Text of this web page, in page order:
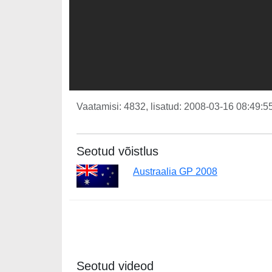
Vaatamisi: 4832, lisatud: 2008-03-16
Seotud võistlus
Austraalia GP 2008
Seotud videod